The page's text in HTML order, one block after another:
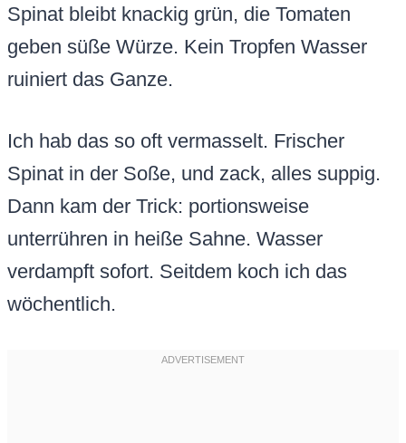
Spinat bleibt knackig grün, die Tomaten
geben süße Würze. Kein Tropfen Wasser
ruiniert das Ganze.
Ich hab das so oft vermasselt. Frischer
Spinat in der Soße, und zack, alles suppig.
Dann kam der Trick: portionsweise
unterrühren in heiße Sahne. Wasser
verdampft sofort. Seitdem koch ich das
wöchentlich.